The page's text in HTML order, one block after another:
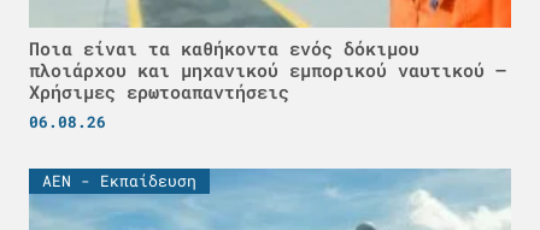
Ποια είναι τα καθήκοντα ενός δόκιμου
πλοιάρχου και μηχανικού εμπορικού ναυτικού –
Χρήσιμες ερωτοαπαντήσεις
06.08.26
ΑΕΝ - Εκπαίδευση